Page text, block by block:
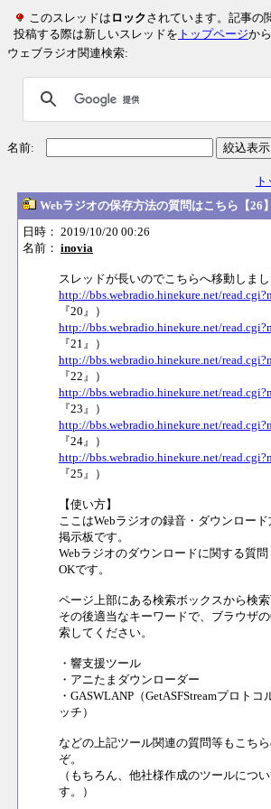
このスレッドは ロックされています。記事の
投稿する際は新しいスレッドを トップページか
ウェブラジオ関連検索:
名前: 絞込表示
Webラジオの保存方法の質問はこちら【26】
日時： 2019/10/20 00:26
名前： inovia
スレッドが長いのでこちらへ移動しまし
http://bbs.webradio.hinekure.net/
『20』）
http://bbs.webradio.hinekure.net/
『21』）
http://bbs.webradio.hinekure.net/
『22』）
http://bbs.webradio.hinekure.net/
『23』）
http://bbs.webradio.hinekure.net/
『24』）
http://bbs.webradio.hinekure.net/
『25』）
【使い方】
ここはWebラジオの録音・ダウンロー
掲示板です。
Webラジオのダウンロードに関する質
OKです。
ページ上部にある検索ボックスから検索
その後適当なキーワードで、ブラウザ
索してください。
・響支援ツール
・アニたまダウンローダー
・GASWLANP（GetASFStreamプロト
ッチ）
などの上記ツール関連の質問等もこち
ぞ。
（もちろん、他社様作成のツールにつ
す。）